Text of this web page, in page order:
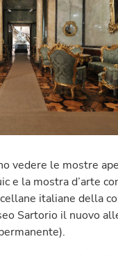
vedere le mostre
e la mostra d’arte
italiane della
Sartorio il nuovo